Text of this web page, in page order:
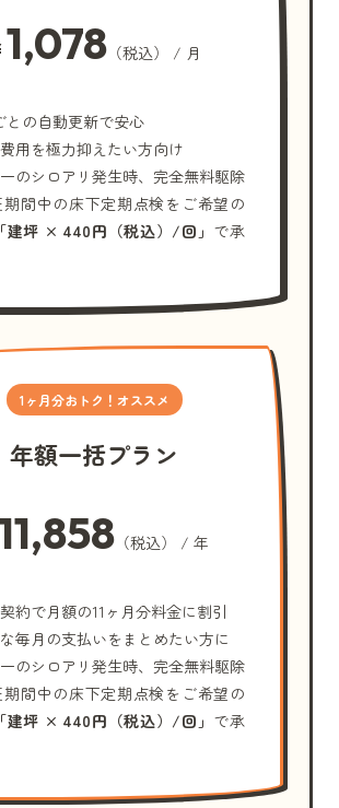
1,078（税込） / 月
との自動更新で安心
用を極力抑えたい方向け
のシロアリ発生時、完全無料駆除
期間中の床下定期点検をご希望の
「建坪 × 440円（税込）/回」 で承
1ヶ月分おトク！オススメ
年額一括プラン
（税込） / 年
約で月額の11ヶ月分料金に割引
毎月の支払いをまとめたい方に
のシロアリ発生時、完全無料駆除
期間中の床下定期点検をご希望の
「建坪 × 440円（税込）/回」 で承